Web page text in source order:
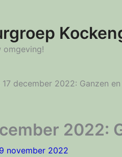
omgeving!
17 december 2022: Ganzen
2022:
november 2022